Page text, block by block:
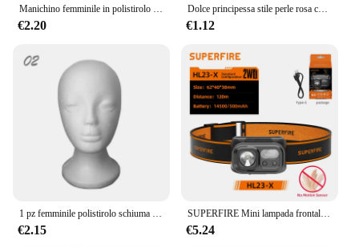
Manichino femminile in polistirolo Modello testa di manichino Parrucca in schiuma Display per occhiali per capelli
€2.20
Dolce principessa stile perle rosa catena fiocco fermaglio per capelli donna bambini carino testa posteriore forcine fermagli per capelli accessori per capelli per ragazze
€1.12
1 pz femminile polistirolo schiuma manichino testa modello cappello occhiali parrucca display maschio schiuma bianca manichino testa supporto supporto rack
€2.15
SUPERFIRE Mini lampada frontale potente ricaricabile escursionismo campeggio USB C lampada frontale con sensore LED lampada frontale per lavoro
€5.24